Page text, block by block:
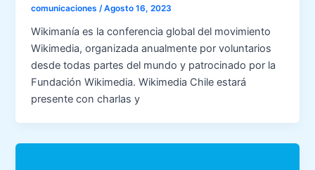
comunicaciones/Agosto 16, 2023
Wikimanía es la conferencia global del movimiento
Wikimedia, organizada anualmente por voluntarios
desde todas partes del mundo y patrocinado por la
Fundación Wikimedia. Wikimedia Chile estará
presente con charlas y